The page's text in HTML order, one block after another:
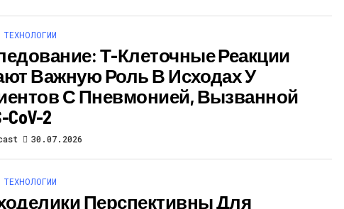
Т-Клеточные Реакции
Важную Роль В Исходах У
С Пневмонией, Вызванной
CoV-2
30.07.2026
Перспективны Для